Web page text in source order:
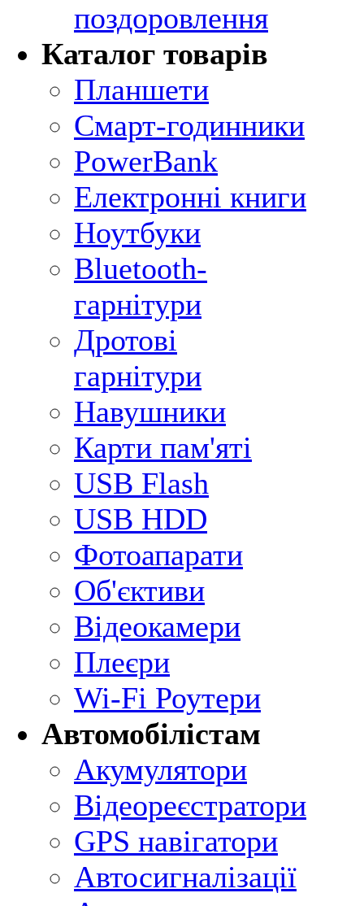
поздоровлення
Каталог товарів
Планшети
Смарт-годинники
PowerBank
Електронні книги
Ноутбуки
Bluetooth-
гарнітури
Дротові
гарнітури
Навушники
Карти пам'яті
USB Flash
USB HDD
Фотоапарати
Об'єктиви
Відеокамери
Плеєри
Wi-Fi Роутери
Автомобілістам
Акумулятори
Відеореєстратори
GPS навігатори
Автосигналізації